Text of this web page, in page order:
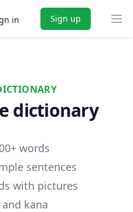
in Sign up
dictionary
words
sentences
with pictures
kana